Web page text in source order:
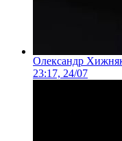
Олександр
23:17, 24/07